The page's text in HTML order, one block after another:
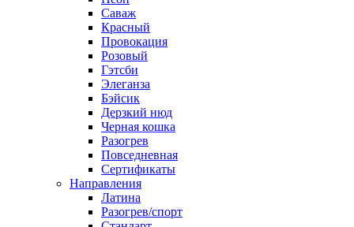
Саваж
Красный
Провокация
Розовый
Гэтсби
Элеганза
Бэйсик
Дерзкий нюд
Черная кошка
Разогрев
Повседневная
Сертификаты
Направления
Латина
Разогрев/спорт